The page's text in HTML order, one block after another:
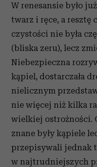
W renesansie było
twarz i ręce, a resztę
czystości nie była
(bliska zeru), lecz
Niebezpieczna
kąpiel, dostarczała
nielicznym
nie więcej niż kilka
wielkiej ostrożności.
znane były kąpiele
przepisywali jednak
w najtrudniejszych